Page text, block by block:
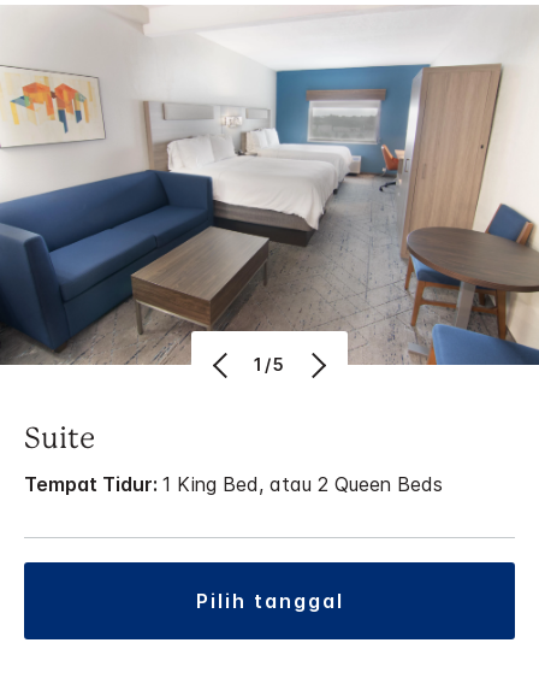
1/5
Suite
Tempat Tidur: 1 King Bed, atau 2 Queen Beds
pilih tanggal